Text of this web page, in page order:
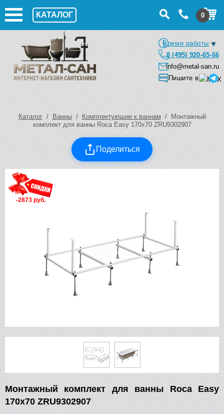
КАТАЛОГ 0
Время работы
8 (495) 920-65-66
info@metal-san.ru
Пишите в
Каталог/ Ванны/ Комплектующие к ваннам / Монтажный
комплект для ванны Roca Easy 170х70 ZRU9302907
Поделиться
-2873 руб.
Монтажный комплект для ванны Roca Easy
170х70 ZRU9302907